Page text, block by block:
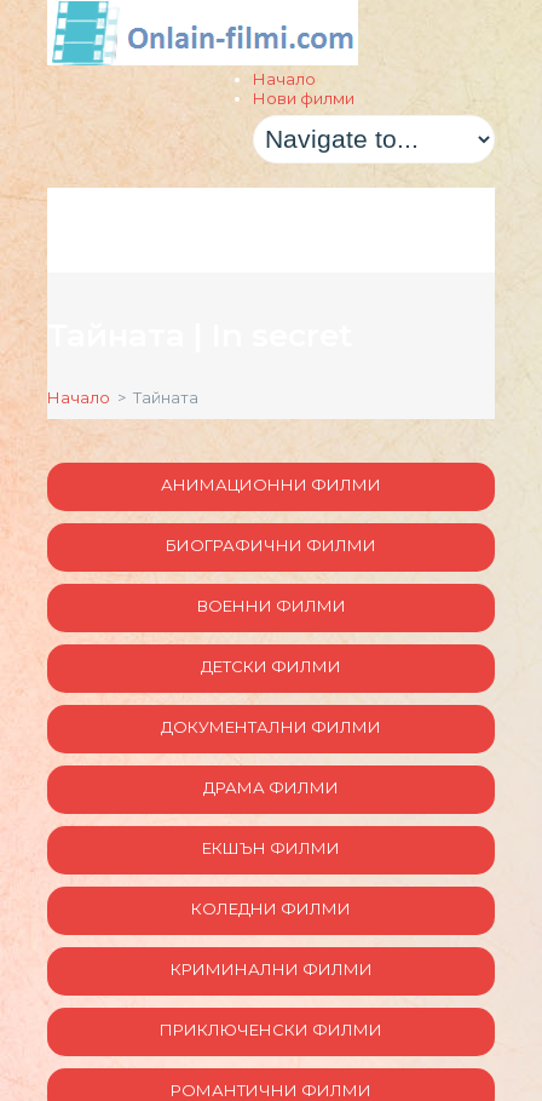
Начало
Нови филми
Начало > Тайната
АНИМАЦИОННИ ФИЛМИ
БИОГРАФИЧНИ ФИЛМИ
ВОЕННИ ФИЛМИ
ДЕТСКИ ФИЛМИ
ДОКУМЕНТАЛНИ ФИЛМИ
ДРАМА ФИЛМИ
ЕКШЪН ФИЛМИ
КОЛЕДНИ ФИЛМИ
КРИМИНАЛНИ ФИЛМИ
ПРИКЛЮЧЕНСКИ ФИЛМИ
РОМАНТИЧНИ ФИЛМИ